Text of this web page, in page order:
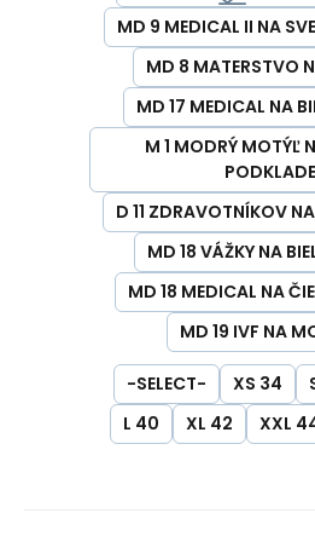
MD 9 MEDICAL II NA
MD 8 MATERSTVO
MD 17 MEDICAL NA
M 1 MODRÝ MOTÝĽ
PODKLADE
D 11 ZDRAVOTNÍKOV NA
MD 18 VÁŽKY NA
MD 18 MEDICAL NA
MD 19 IVF NA
-SELECT- XS 34
L 40
XL 42 XXL